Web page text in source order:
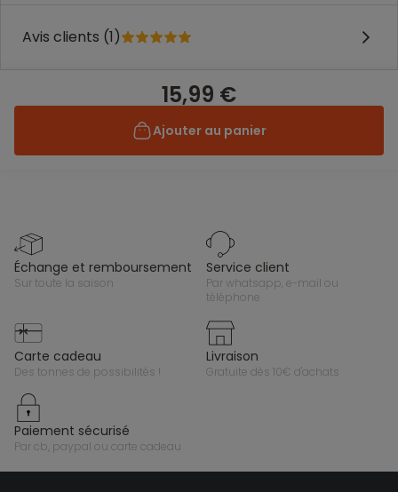
Avis clients (1)
15,99 €
Ajouter au panier
échange et remboursement
sur toute la saison
service client
par whatsapp, e-mail ou
téléphone
carte cadeau
des tonnes de possibilités !
livraison
gratuite dès 10€ d'achats
paiement sécurisé
par cb, paypal ou carte cadeau